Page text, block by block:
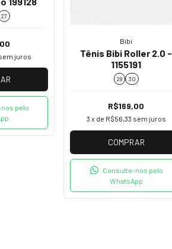
27
juros
pelo
Bibi
Tênis Bibi Roller 2.0 -
1155191
28 30
R$169,00
3 x de R$56,33 sem juros
COMPRAR
Consulte-nos pelo
WhatsApp